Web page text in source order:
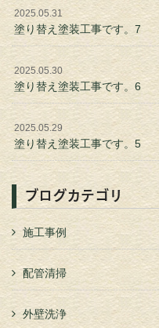
2025.05.31
塗り替え塗装工事です。7
2025.05.30
塗り替え塗装工事です。6
2025.05.29
塗り替え塗装工事です。5
ブログカテゴリ
施工事例
配管清掃
外壁洗浄